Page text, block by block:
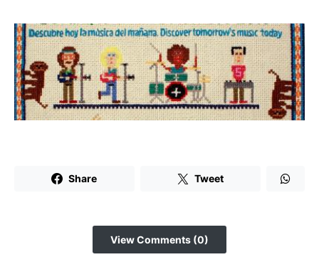
Share Tweet
View Comments (0)